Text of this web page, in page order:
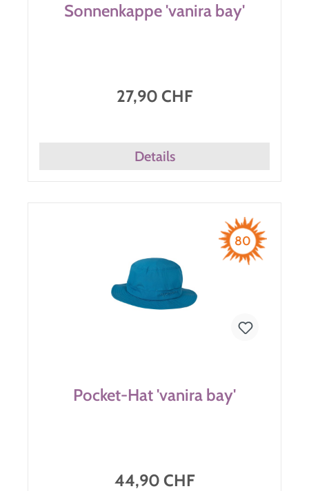
Sonnenkappe 'vanira bay'
27,90 CHF
Details
80
Pocket-Hat 'vanira bay'
44,90 CHF